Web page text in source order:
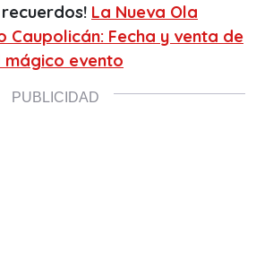
La Nueva Ola
Caupolicán: Fecha y venta de
evento